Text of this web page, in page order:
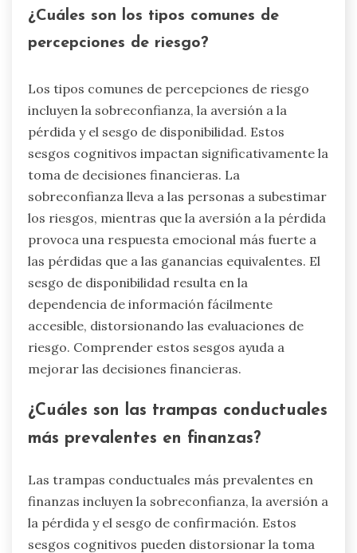
¿Cuáles son los tipos comunes de
percepciones de riesgo?
Los tipos comunes de percepciones de riesgo
incluyen la sobreconfianza, la aversión a la
pérdida y el sesgo de disponibilidad. Estos
sesgos cognitivos impactan significativamente la
toma de decisiones financieras. La
sobreconfianza lleva a las personas a subestimar
los riesgos, mientras que la aversión a la pérdida
provoca una respuesta emocional más fuerte a
las pérdidas que a las ganancias equivalentes. El
sesgo de disponibilidad resulta en la
dependencia de información fácilmente
accesible, distorsionando las evaluaciones de
riesgo. Comprender estos sesgos ayuda a
mejorar las decisiones financieras.
¿Cuáles son las trampas conductuales
más prevalentes en finanzas?
Las trampas conductuales más prevalentes en
finanzas incluyen la sobreconfianza, la aversión a
la pérdida y el sesgo de confirmación. Estos
sesgos cognitivos pueden distorsionar la toma